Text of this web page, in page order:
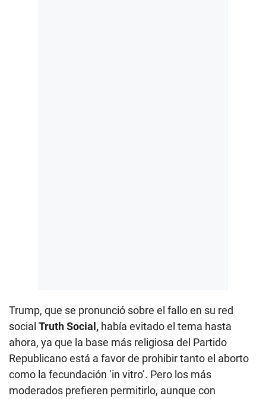
Trump, que se pronunció sobre el fallo en su red
social Truth Social, había evitado el tema hasta
ahora, ya que la base más religiosa del Partido
Republicano está a favor de prohibir tanto el aborto
como la fecundación ‘in vitro’. Pero los más
moderados prefieren permitirlo, aunque con